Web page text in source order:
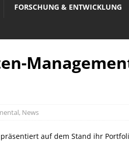
FORSCHUNG & ENTWICKLUNG
, News
auf dem Stand ihr